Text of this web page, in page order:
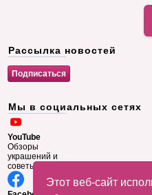
Этот веб-сайт
Рассылка новостей
Мы в социальных сетях
YouTube
Обзоры
украшений и
советы